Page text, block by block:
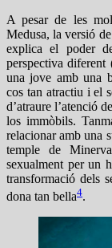
A pesar de les
Medusa, la versió
explica el poder
perspectiva
una jove amb una
cos tan atractiu i el
d’atraure l’atenció
los immòbils.
relacionar amb una
temple de
sexualment per un
transformació dels
dona tan bella4.